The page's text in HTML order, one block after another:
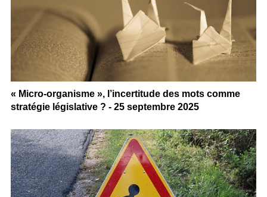
« Micro-organisme », l’incertitude des mots comme
stratégie législative ? - 25 septembre 2025